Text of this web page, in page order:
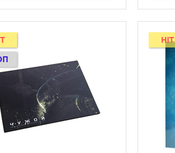
HIT